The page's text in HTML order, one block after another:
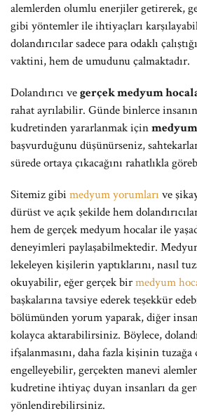
alemlerden olumlu enerjiler getirerek,
gibi yöntemler ile ihtiyaçları
dolandırıcılar sadece para odaklı
vaktini, hem de umudunu çalmaktadır.
Dolandırıcı vegerçek medyum
rahat ayrılabilir. Günde binlerce
kudretinden yararlanmak için
başvurduğunu düşünürseniz,
sürede ortaya çıkacağını rahatlıkla
Sitemiz gibi medyum yorumları ve
dürüst ve açık şekilde hem
hem de gerçek medyum hocalar ile
deneyimleri paylaşabilmektedir.
lekeleyen kişilerin yaptıklarını, nasıl
okuyabilir, eğer gerçek birmedyum
başkalarına tavsiye ederek teşekkür
bölümünden yorum yaparak, diğer
kolayca aktarabilirsiniz. Böylece,
ifşalanmasını, daha fazla kişinin tuzağa
engelleyebilir, gerçekten manevi
kudretine ihtiyaç duyan insanları da
yönlendirebilirsiniz.